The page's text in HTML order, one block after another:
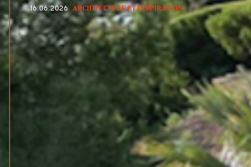
16.06.2026 ARCHITECTURE ET INSPIRATION